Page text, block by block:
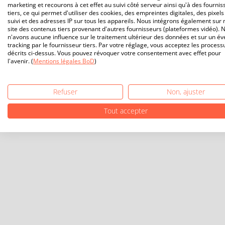
marketing et recourons à cet effet au suivi côté serveur ainsi qu'à des
tiers, ce qui permet d'utiliser des cookies, des empreintes digitales, des
suivi et des adresses IP sur tous les appareils. Nous intégrons également sur
site des contenus tiers provenant d'autres fournisseurs (plateformes vidéo).
n'avons aucune influence sur le traitement ultérieur des données et sur un
tracking par le fournisseur tiers. Par votre réglage, vous acceptez les
décrits ci-dessus. Vous pouvez révoquer votre consentement avec effet pour
l'avenir. (Mentions légales BoD)
Refuser
Non, ajuster
Tout accepter